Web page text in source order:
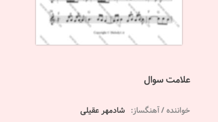
علامت سوال
خواننده / آهنگساز: شادمهر عقیلی